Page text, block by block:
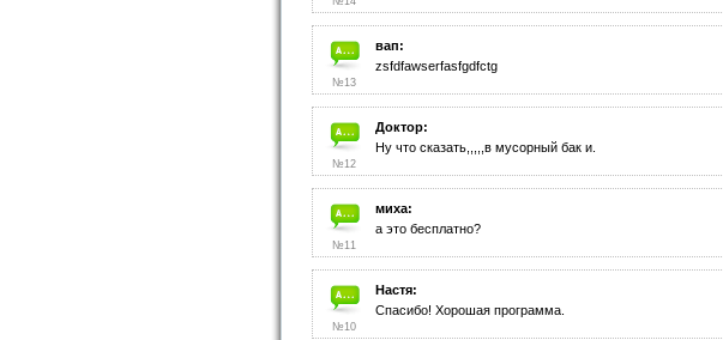
вап:
zsfdfawserfasfgdfctg
№13
Доктор:
Ну что сказать,,,,,в мусорный бак и.
№12
миха:
а это бесплатно?
№11
Настя:
Спасибо! Хорошая программа.
№10